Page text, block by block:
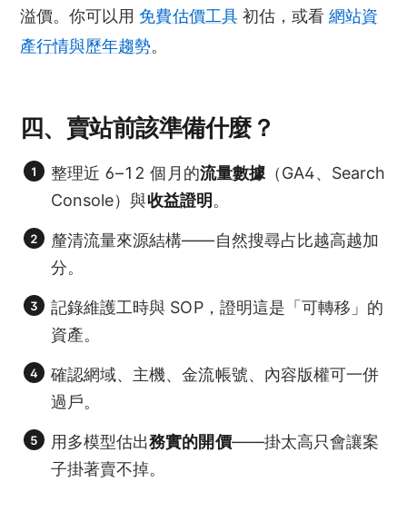
溢價。你可以用 免費估價工具初估，或看網站資
產行情與歷年趨勢。
四、賣站前該準備什麼？
整理近 6–12 個月的流量數據（GA4、Search
Console）與收益證明 。
釐清流量來源結構——自然搜尋占比越高越加
分。
記錄維護工時與 SOP，證明這是「可轉移」的
資產。
確認網域、主機、金流帳號、內容版權可一併
過戶。
用多模型估出務實的開價——掛太高只會讓案
子掛著賣不掉。